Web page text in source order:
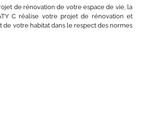
de rénovation de votre espace de vie, la
C réalise votre projet de rénovation et
de votre habitat dans le respect des normes